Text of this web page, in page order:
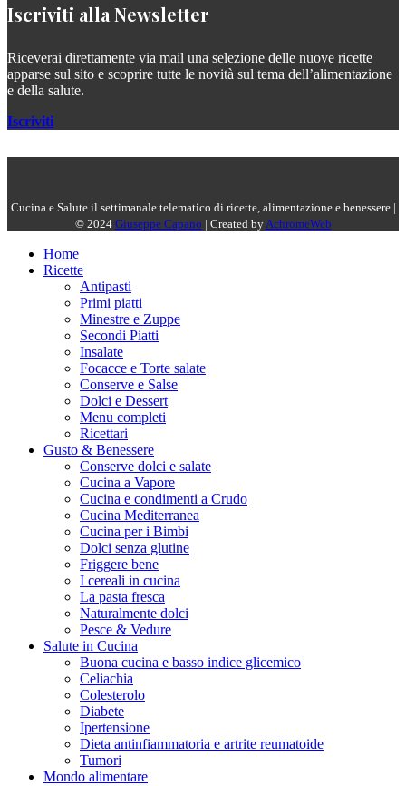
Iscriviti alla Newsletter
Riceverai direttamente via mail una selezione delle nuove ricette
apparse sul sito e scoprire tutte le novità sul tema dell’alimentazione
e della salute.
Iscriviti
Cucina e Salute il settimanale telematico di ricette, alimentazione e benessere |
© 2024 Giuseppe Capano | Created byAchromeWeb
Home
Ricette
Antipasti
Primi piatti
Minestre e Zuppe
Secondi Piatti
Insalate
Focacce e Torte salate
Conserve e Salse
Dolci e Dessert
Menu completi
Ricettari
Gusto & Benessere
Conserve dolci e salate
Cucina a Vapore
Cucina e condimenti a Crudo
Cucina Mediterranea
Cucina per i Bimbi
Dolci senza glutine
Friggere bene
I cereali in cucina
La pasta fresca
Naturalmente dolci
Pesce & Vedure
Salute in Cucina
Buona cucina e basso indice glicemico
Celiachia
Colesterolo
Diabete
Ipertensione
Dieta antinfiammatoria e artrite reumatoide
Tumori
Mondo alimentare